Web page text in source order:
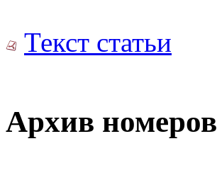
Текст статьи
Архив номеров